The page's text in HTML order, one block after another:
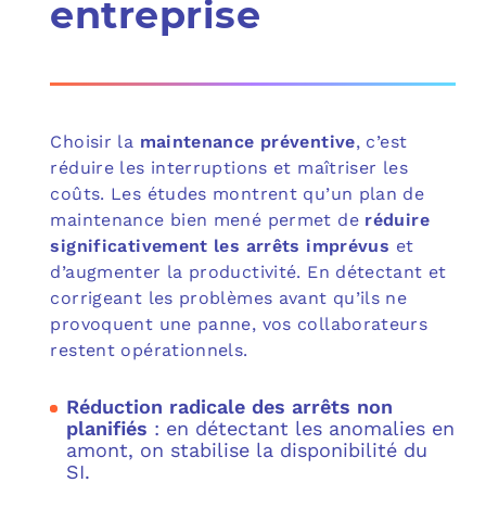
entreprise
Choisir la maintenance préventive, c’est
réduire les interruptions et maîtriser les
coûts. Les études montrent qu’un plan de
maintenance bien mené permet de réduire
significativement les arrêts imprévus et
d’augmenter la productivité. En détectant et
corrigeant les problèmes avant qu’ils ne
provoquent une panne, vos collaborateurs
restent opérationnels.
Réduction radicale des arrêts non
planifiés : en détectant les anomalies en
amont, on stabilise la disponibilité du
SI.